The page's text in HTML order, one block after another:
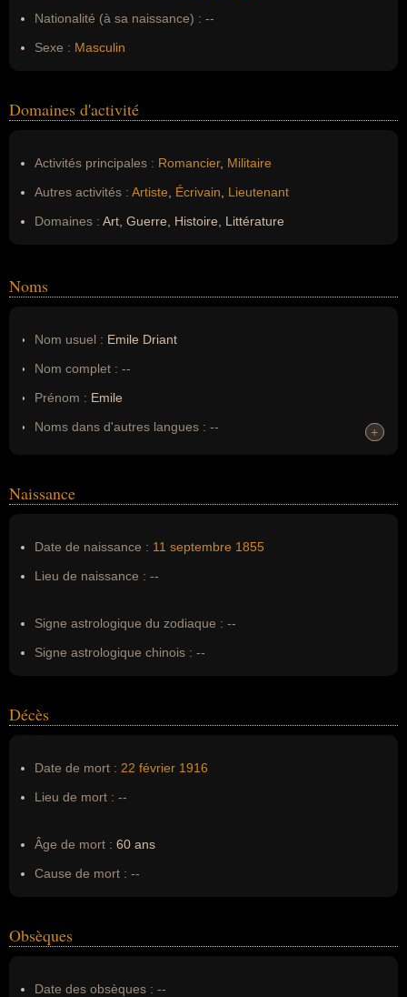
Nationalité (à sa naissance) : --
Sexe : Masculin
Domaines d'activité
Activités principales : Romancier, Militaire
Autres activités : Artiste Écrivain
Lieutenant
Domaines : Art, Guerre, Histoire, Littérature
Noms
Nom usuel : Emile Driant
Nom complet : --
Prénom : Emile
Noms dans d'autres langues : --
Nom de famille :Driant
+
+
Naissance
Date de naissance : 11 septembre 1855
Lieu de naissance : --
Signe astrologique du zodiaque : --
Signe astrologique chinois : --
Décès
Date de mort : 22 février 1916
Lieu de mort : --
Âge de mort : 60 ans
Cause de mort : --
Obsèques
Date des obsèques : --